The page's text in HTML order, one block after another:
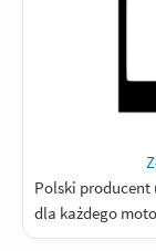
Polski
dla każdego